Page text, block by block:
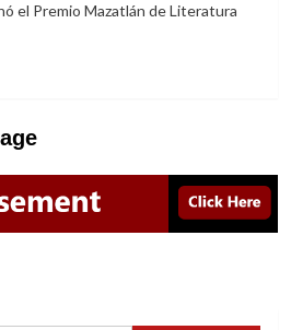
el Premio Mazatlán de Literatura